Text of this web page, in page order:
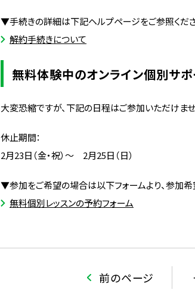
▼手続きの詳細は下記ヘルプページをご参照くださ
解約手続きについて
無料体験中のオンライン個別サポ
大変恐縮ですが、下記の日程はご参加いただけま
休止期間：
2月23日（金・祝）〜 2月25日（日）
▼参加をご希望の場合は以下フォームより、参加希
無料個別レッスンの予約フォーム
前のページ